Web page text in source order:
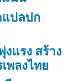
ปลปก
แรง สร้าง
พลงไทย